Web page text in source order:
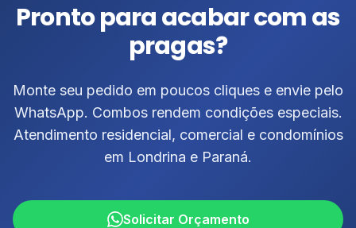
Pronto para acabar com as
pragas?
Monte seu pedido em poucos cliques e envie pelo
WhatsApp. Combos rendem condições especiais.
Atendimento residencial, comercial e condomínios
em Londrina e Paraná.
Solicitar Orçamento